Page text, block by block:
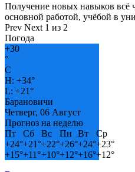
Получение новых навыков всё
основной работой, учёбой в
Prev Next 1 из 2
Погода
+30
°
C
H: +34°
L: +21°
Барановичи
Четверг, 06 Август
Прогноз на неделю
Пт
Сб Вс Пн Вт
Ср
+24°+21°+22°+26°+24°+23°
+15°+11°+10°+12°+16°+12°